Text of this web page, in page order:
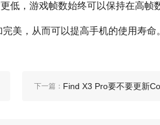
低，游戏帧数始终可以保持在高帧
美，从而可以提高手机的使用寿
下一篇： Find X3 Pro要不要更新